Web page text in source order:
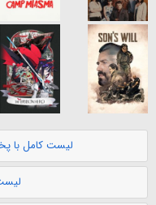
لیست کامل با